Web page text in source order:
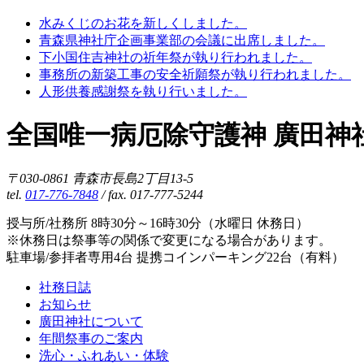
水みくじのお花を新しくしました。
青森県神社庁企画事業部の会議に出席しました。
下小国住吉神社の祈年祭が執り行われました。
事務所の新築工事の安全祈願祭が執り行われました。
人形供養感謝祭を執り行いました。
全国唯一病厄除守護神 廣田神
〒030-0861 青森市長島2丁目13-5
tel. 017-776-7848/ fax. 017-777-5244
授与所/社務所 8時30分～16時30分（水曜日 休務日）
※休務日は祭事等の関係で変更になる場合があります。
駐車場/参拝者専用4台 提携コインパーキング22台（有料）
社務日誌
お知らせ
廣田神社について
年間祭事のご案内
洗心・ふれあい・体験